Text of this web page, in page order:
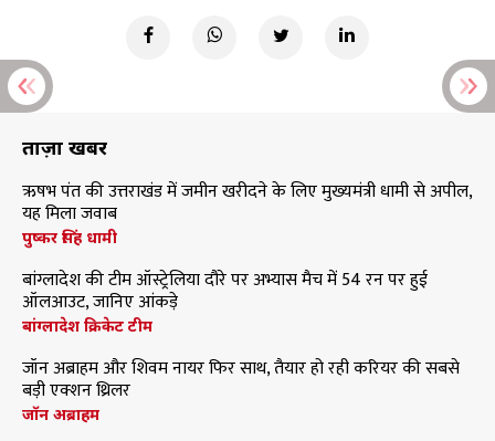
ताज़ा खबरें
ऋषभ पंत की उत्तराखंड में जमीन खरीदने के लिए मुख्यमंत्री धामी से अपील,
यह मिला जवाब
पुष्कर सिंह धामी
बांग्लादेश की टीम ऑस्ट्रेलिया दौरे पर अभ्यास मैच में 54 रन पर हुई
ऑलआउट, जानिए आंकड़े
बांग्लादेश क्रिकेट टीम
जॉन अब्राहम और शिवम नायर फिर साथ, तैयार हो रही करियर की सबसे
बड़ी एक्शन थ्रिलर
जॉन अब्राहम